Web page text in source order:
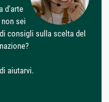
d'arte
sei
consigli sulla scelta del
aiutarvi.